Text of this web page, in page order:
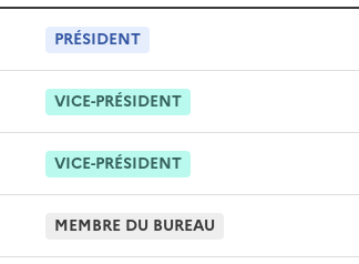
PRÉSIDENT
VICE-PRÉSIDENT
VICE-PRÉSIDENT
MEMBRE DU BUREAU